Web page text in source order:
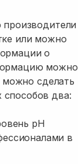
или можно
о
можно
можно сделать
два:
pH
в